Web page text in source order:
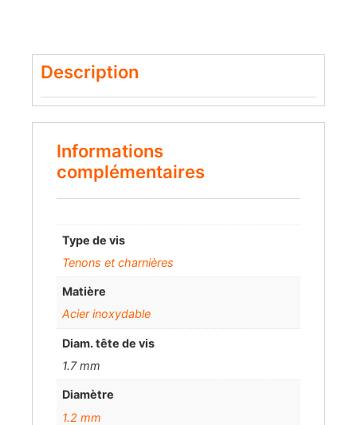
Description
Informations
complémentaires
Type de vis
Tenons et charnières
Matière
Acier inoxydable
Diam. tête de vis
1.7 mm
Diamètre
1.2 mm